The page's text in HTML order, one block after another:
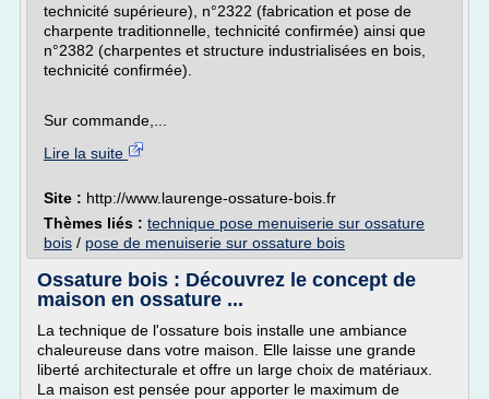
technicité supérieure), n°2322 (fabrication et pose de
charpente traditionnelle, technicité confirmée) ainsi que
n°2382 (charpentes et structure industrialisées en bois,
technicité confirmée).
Sur commande,...
Lire la suite
Site : http://www.laurenge-ossature-bois.fr
Thèmes liés : technique pose menuiserie sur ossature
bois / pose de menuiserie sur ossature bois
Ossature bois : Découvrez le concept de
maison en ossature ...
La technique de l'ossature bois installe une ambiance
chaleureuse dans votre maison. Elle laisse une grande
liberté architecturale et offre un large choix de matériaux.
La maison est pensée pour apporter le maximum de